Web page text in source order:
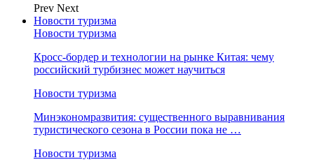
Prev Next
Новости туризма
Новости туризма
Кросс-бордер и технологии на рынке Китая: чему
российский турбизнес может научиться
Новости туризма
Минэкономразвития: существенного выравнивания
туристического сезона в России пока не …
Новости туризма